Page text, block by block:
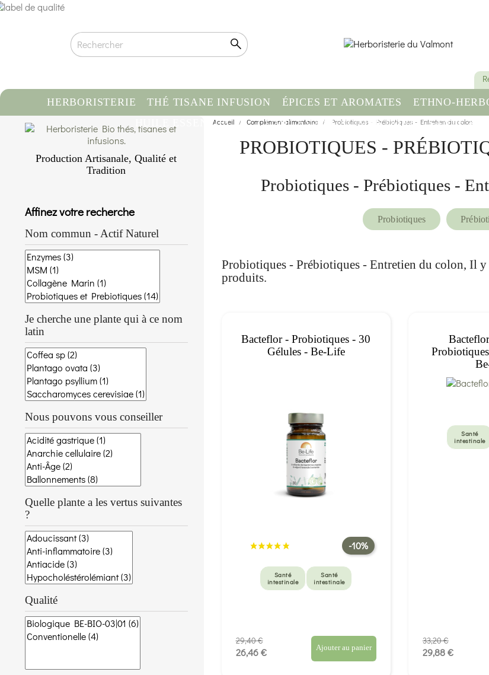
HERBORISTERIE THÉ TISANE INFUSION ÉPICES ET AROMATES ETHNO-
HUILE ESSENTIELLE
COMPLÉMENT ALIMENTAIRE SANTÉ &
Production Artisanale, Qualité et
Tradition
Conditionnement artisanal à la main
Affinez votre recherche
Nom commun - Actif Naturel
Je cherche une plante qui à ce nom
latin
Nous pouvons vous conseiller
Quelle plante a les vertus suivantes
?
Qualité
Accueil Complément alimentaire Probiotiques - Prébiotiques - Entretien du colon
PROBIOTIQUES -
Probiotiques - Prébiotiques -
Probiotiques
Probiotiques - Prébiotiques - Entretien du colon, Il y
produits.
Bacteflor - Probiotiques - 30
Gélules - Be-Life
-10%
Santé
intestinale
Santé
intestinale
29,40 €
26,46 € Ajouter au panier
Santé
intestinale
33,20 €
29,88 €